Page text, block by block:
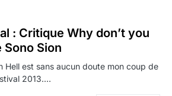
: Critique Why don’t you
Sono Sion
Hell est sans aucun doute mon coup de
2013.…